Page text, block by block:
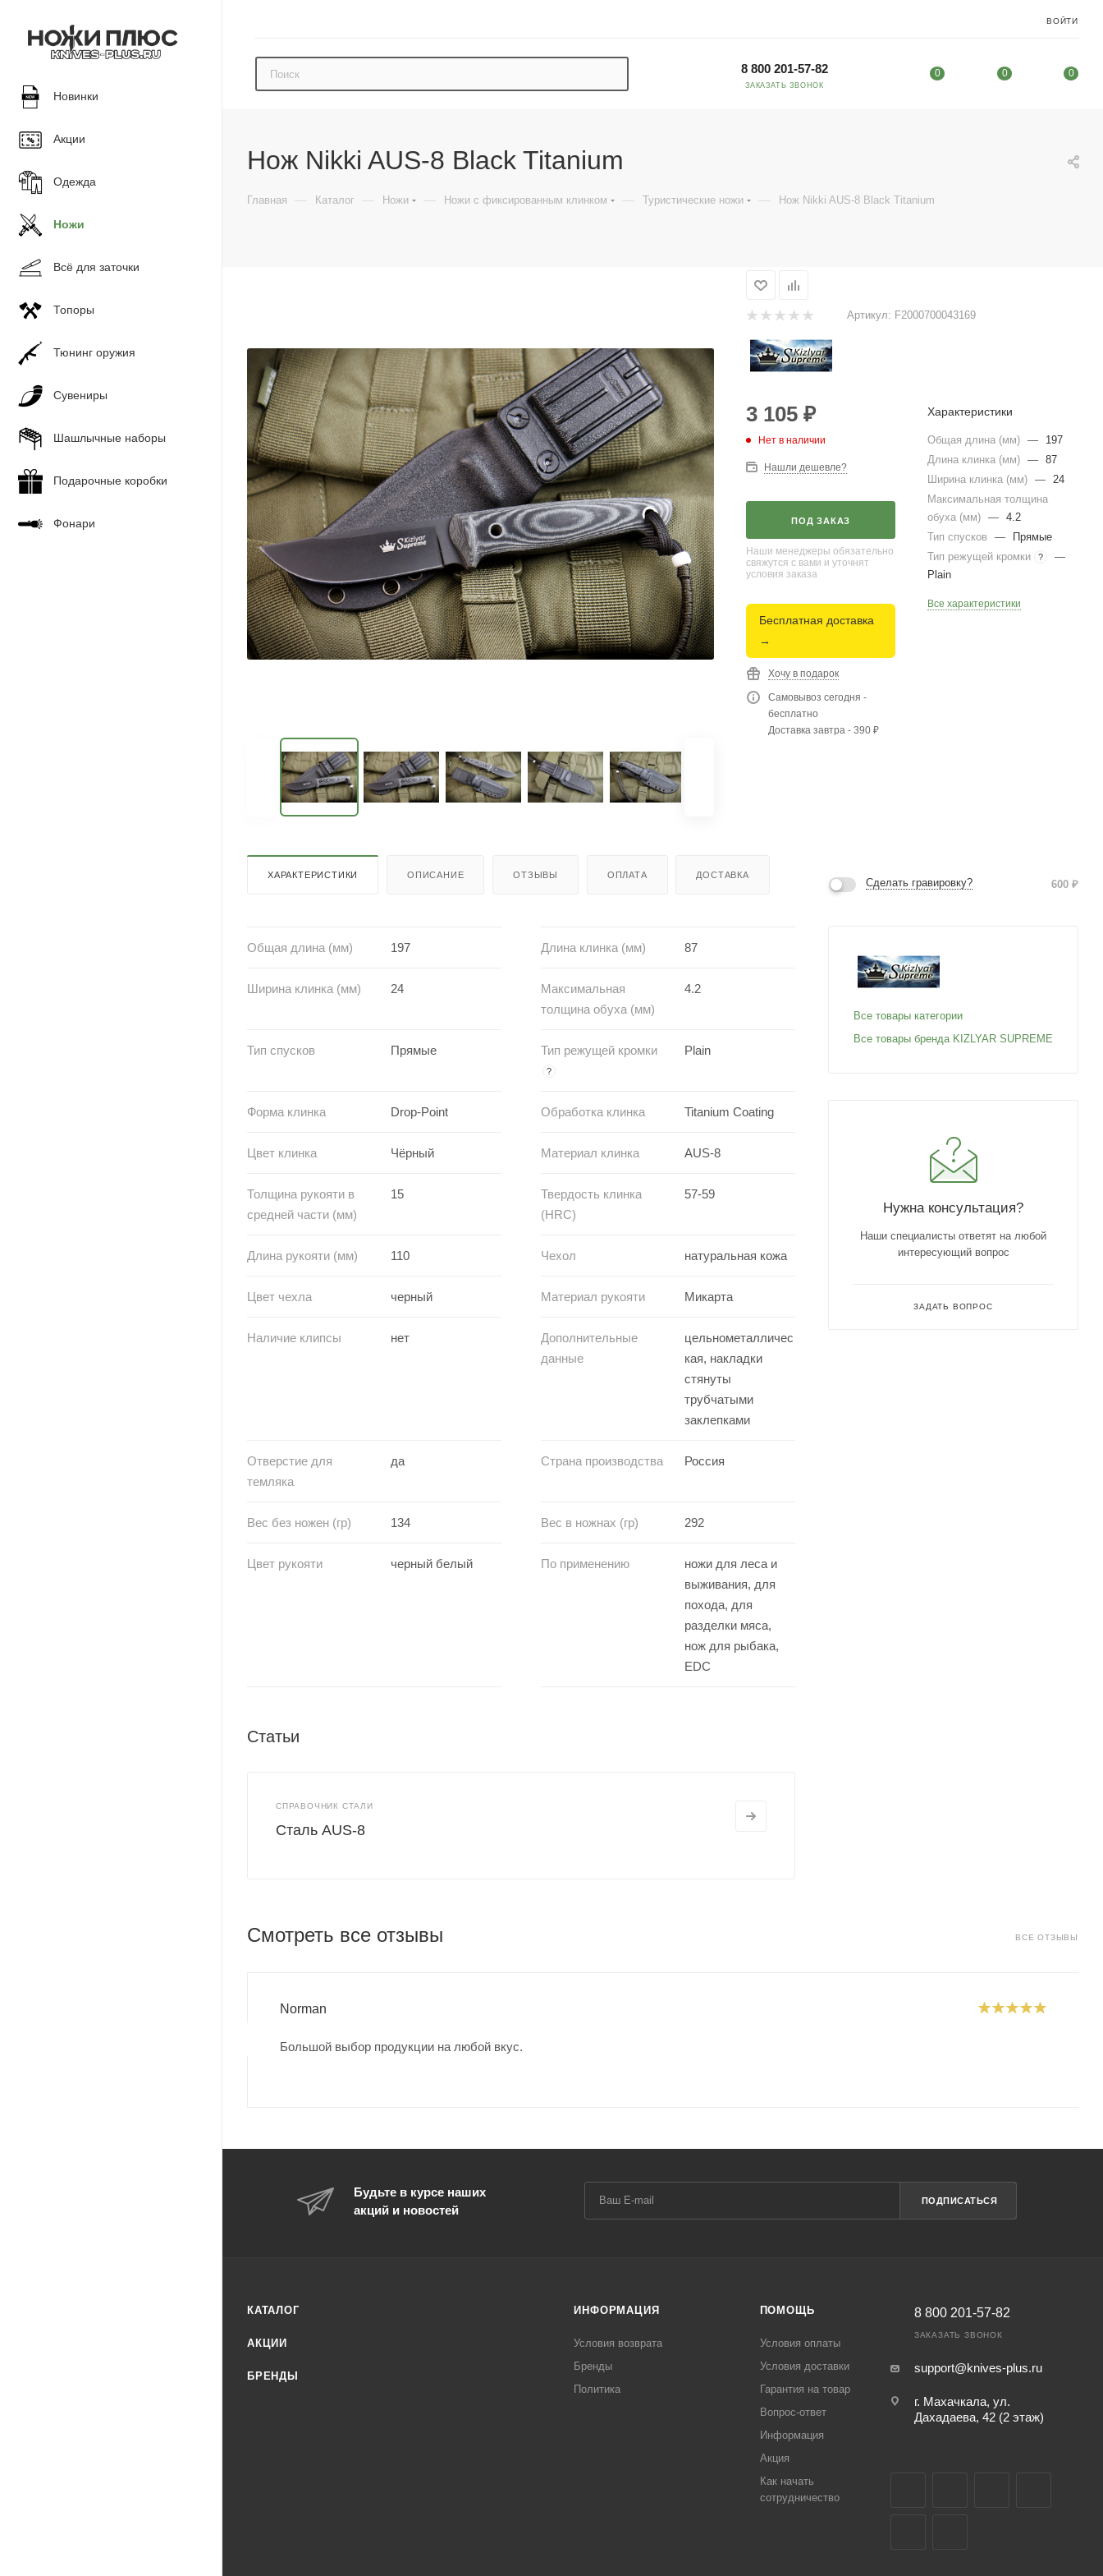
ВОЙТИ
8 800 201-57-82
ЗАКАЗАТЬ ЗВОНОК
0 0 0
Новинки
Акции
Одежда
Ножи
Всё для заточки
Топоры
Тюнинг оружия
Сувениры
Шашлычные наборы
Подарочные коробки
Фонари
Нож Nikki AUS-8 Black Titanium
Главная — Каталог — Ножи — Ножи с фиксированным клинком — Туристические ножи — Нож Nikki AUS-8 Black Titanium
Артикул: F2000700043169
3 105₽
Нет в наличии
Нашли дешевле?
ПОД ЗАКАЗ
Наши менеджеры обязательно
свяжутся с вами и уточнят
условия заказа
Бесплатная доставка
→
Хочу в подарок
Самовывоз сегодня -
бесплатно
Доставка завтра - 390 ₽
Характеристики
Общая длина (мм) —
197
Длина клинка (мм)
—
87
Ширина клинка (мм)
—
24
Максимальная толщина
обуха (мм)
—
4.2
Тип спусков
—
Прямые
Тип режущей кромки
?
—
Plain
Все характеристики
ХАРАКТЕРИСТИКИ ОПИСАНИЕ ОТЗЫВЫ ОПЛАТА ДОСТАВКА
Общая длина (мм) 197 Длина клинка (мм) 87
Ширина клинка (мм) 24
Максимальная
толщина обуха (мм)
4.2
Тип спусков Прямые Тип режущей кромки
?
Plain
Форма клинка Drop-Point Обработка клинка Titanium Coating
Цвет клинка Чёрный Материал клинка AUS-8
Толщина рукояти в
средней части (мм)
15
Твердость клинка
(HRC)
57-59
Длина рукояти (мм) 110 Чехол натуральная кожа
Цвет чехла черный Материал рукояти Микарта
Наличие клипсы нет
Дополнительные
данные
цельнометалличес
кая, накладки
стянуты
трубчатыми
заклепками
Отверстие для
темляка
да Страна производства Россия
Вес без ножен (гр) 134 Вес в ножнах (гр) 292
Цвет рукояти черный белый По применению
ножи для леса и
выживания, для
похода, для
разделки мяса,
нож для рыбака,
EDC
Статьи
СПРАВОЧНИК СТАЛИ
Сталь AUS-8
Сделать гравировку? 600 ₽
Все товары категории
Все товары бренда KIZLYAR SUPREME
Нужна консультация?
Наши специалисты ответят на любой
интересующий вопрос
ЗАДАТЬ ВОПРОС
Смотреть все отзывы ВСЕ ОТЗЫВЫ
Norman
Большой выбор продукции на любой вкус.
Будьте в курсе наших
акций и новостей
ПОДПИСАТЬСЯ
КАТАЛОГ
АКЦИИ
БРЕНДЫ
ИНФОРМАЦИЯ
Условия возврата
Бренды
Политика
ПОМОЩЬ
Условия оплаты
Условия доставки
Гарантия на товар
Вопрос-ответ
Информация
Акция
Как начать
сотрудничество
8 800 201-57-82
ЗАКАЗАТЬ ЗВОНОК
support@knives-plus.ru
г. Махачкала, ул.
Дахадаева, 42 (2 этаж)